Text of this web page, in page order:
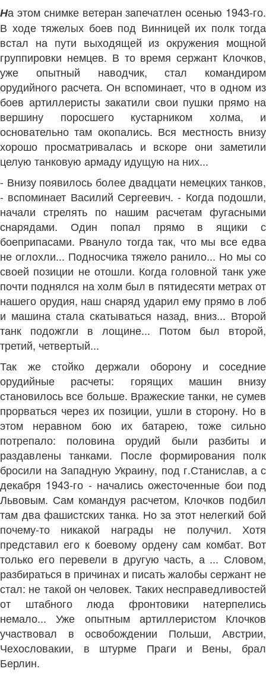
На этом снимке ветеран запечатлен осенью 1943-го.
В ходе тяжелых боев под Винницей их полк тогда
встал на пути выходящей из окружения мощной
группировки немцев. В то время сержант Клочков,
уже опытный наводчик, стал командиром
орудийного расчета. Он вспоминает, что в одном из
боев артиллеристы закатили свои пушки прямо на
вершину поросшего кустарником холма, и
основательно там окопались. Вся местность внизу
хорошо просматривалась и вскоре они заметили
целую танковую армаду идущую на них...
- Внизу появилось более двадцати немецких танков,
- вспоминает Василий Сергеевич. - Когда подошли,
начали стрелять по нашим расчетам фугасными
снарядами. Один попал прямо в ящики с
боеприпасами. Рвануло тогда так, что мы все едва
не оглохли... Подносчика тяжело ранило... Но мы со
своей позиции не отошли. Когда головной танк уже
почти поднялся на холм был в пятидесяти метрах от
нашего орудия, наш снаряд ударил ему прямо в лоб
и машина стала скатываться назад, вниз... Второй
танк подожгли в лощине... Потом был второй,
третий, четвертый...
Так же стойко держали оборону и соседние
орудийные расчеты: горящих машин внизу
становилось все больше. Вражеские танки, не сумев
прорваться через их позиции, ушли в сторону. Но в
этом неравном бою их батарею, тоже сильно
потрепало: половина орудий были разбиты и
раздавлены танками. После формирования полк
бросили на Западную Украину, под г.Станислав, а с
декабря 1943-го - начались ожесточенные бои под
Львовым. Сам командуя расчетом, Клочков подбил
там два фашистских танка. Но за этот нелегкий бой
почему-то никакой награды не получил. Хотя
представил его к боевому ордену сам комбат. Вот
только его перевели в другую часть, а ... Словом,
разбираться в причинах и писать жалобы сержант не
стал: не такой он человек. Таких несправедливостей
от штабного люда фронтовики натерпелись
немало... Уже опытным артиллеристом Клочков
участвовал в освобождении Польши, Австрии,
Чехословакии, в штурме Праги и Вены, брал
Берлин.